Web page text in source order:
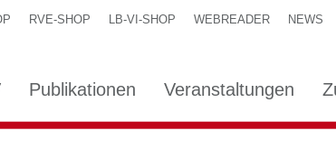
RVE-SHOP LB-VI-SHOP WEBREADER NEWS
Publikationen Veranstaltungen